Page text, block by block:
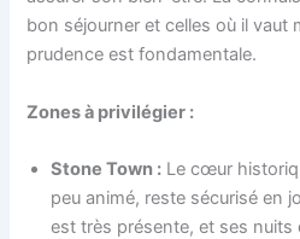
bon séjourner et celles où il vaut
prudence est fondamentale.
Zones à privilégier :
Stone Town : Le cœur
peu animé, reste sécurisé en
est très présente, et ses nuits